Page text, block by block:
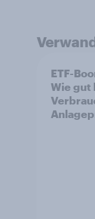
ETF-
Wie gut